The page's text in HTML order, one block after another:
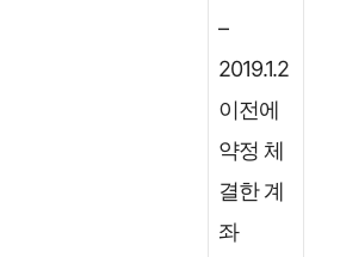
–
2019.1.2
이전에
약정 체
결한 계
좌